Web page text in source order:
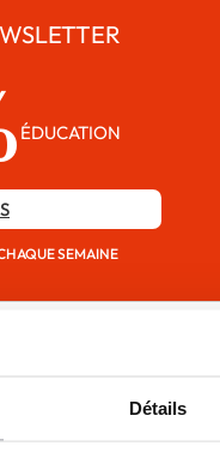
Détails
ÉDUCATION
SEMAINE